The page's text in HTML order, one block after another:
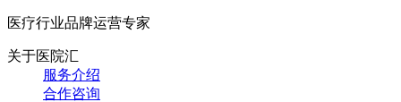
医疗行业品牌运营专家
关于医院汇
服务介绍
合作咨询